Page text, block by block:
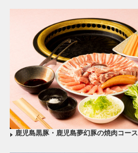
鹿児島黒豚・鹿児島夢幻豚の焼肉コース